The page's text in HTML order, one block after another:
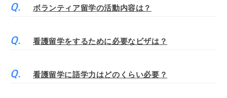
ボランティア留学の活動内容は？
看護留学をするために必要なビザは？
看護留学に語学力はどのくらい必要？